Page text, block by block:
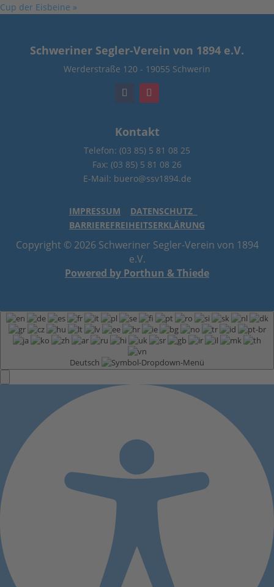
Cup der Eisbeine »
Schweriner Segler-Verein von 1894 e.V.
Werderstraße 120 - 19055 Schwerin
IMPRESSUM DATENSCHUTZ
BARRIEREFREIHEITSERKLÄRUNG
Copyright © 2026 Schweriner Segler-Verein von 1894
e.V.
Powered by Porthun & Thiede
Kontakt
Telefon: (03 85) 5 81 08 25
Fax: (03 85) 5 81 08 26
E-Mail: buero@ssv1894.de
Deutsch